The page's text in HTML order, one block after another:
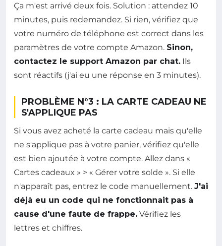
Ça m'est arrivé deux fois. Solution : attendez 10
minutes, puis redemandez. Si rien, vérifiez que
votre numéro de téléphone est correct dans les
paramètres de votre compte Amazon. Sinon,
contactez le support Amazon par chat. Ils
sont réactifs (j'ai eu une réponse en 3 minutes).
PROBLÈME N°3 : LA CARTE CADEAU NE
S'APPLIQUE PAS
Si vous avez acheté la carte cadeau mais qu'elle
ne s'applique pas à votre panier, vérifiez qu'elle
est bien ajoutée à votre compte. Allez dans «
Cartes cadeaux » > « Gérer votre solde ». Si elle
n'apparaît pas, entrez le code manuellement. J'ai
déjà eu un code qui ne fonctionnait pas à
cause d'une faute de frappe. Vérifiez les
lettres et chiffres.